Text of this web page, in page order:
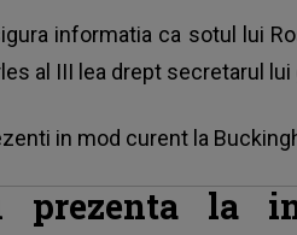
informatia ca sotul lui
al III lea drept secretarul lui
in mod curent la
la